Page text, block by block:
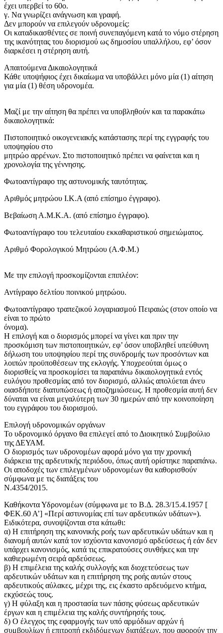
έχει υπερβεί το 60ο.
γ. Να γνωρίζει ανάγνωση και γραφή.
Δεν μπορούν να επιλεγούν υδρονομείς:
Οι καταδικασθέντες σε ποινή συνεπαγόμενη κατά το νόμο στέρηση
της ικανότητας του διορισμού ως δημοσίου υπαλλήλου, εφ’ όσον
διαρκέσει η στέρηση αυτή.
Απαιτούμενα Δικαιολογητικά
Κάθε υποψήφιος έχει δικαίωμα να υποβάλλει μόνο μία (1) αίτηση
για μία (1) θέση υδρονομέα.
Μαζί με την αίτηση θα πρέπει να υποβληθούν και τα παρακάτω
δικαιολογητικά:
Πιστοποιητικό οικογενειακής κατάστασης περί της εγγραφής του
υποψηφίου στο
μητρώο αρρένων. Στο πιστοποιητικό πρέπει να φαίνεται και η
χρονολογία της γέννησης.
Φωτοαντίγραφο της αστυνομικής ταυτότητας.
Αριθμός μητρώου Ι.Κ.Α (από επίσημο έγγραφο).
Βεβαίωση Α.Μ.Κ.Α. (από επίσημο έγγραφο).
Φωτοαντίγραφο του τελευταίου εκκαθαριστικού σημειώματος.
Αριθμό Φορολογικού Μητρώου (Α.Φ.Μ.)
Με την επιλογή προσκομίζονται επιπλέον:
Αντίγραφο δελτίου ποινικού μητρώου.
Φωτοαντίγραφο τραπεζικού λογαριασμού Πειραιώς (στον οποίο να
είναι το πρώτο
όνομα).
Η επιλογή και ο διορισμός μπορεί να γίνει και πριν την
προσκόμιση των πιστοποιητικών, εφ’ όσον υποβληθεί υπεύθυνη
δήλωση του υποψηφίου περί της συνδρομής των προσόντων και
λοιπών προϋποθέσεων της εκλογής. Υποχρεούται όμως ο
διορισθείς να προσκομίσει τα παραπάνω δικαιολογητικά εντός
ευλόγου προθεσμίας από τον διορισμό, αλλιώς απολύεται άνευ
οιασδήποτε διατυπώσεως ή αποζημιώσεως. Η προθεσμία αυτή δεν
δύναται να είναι μεγαλύτερη των 30 ημερών από την κοινοποίηση
του εγγράφου του διορισμού.
Επιλογή υδρονομικών οργάνων
Το υδρονομικό όργανο θα επιλεγεί από το Διοικητικό Συμβούλιο
της ΔΕΥΑΜ.
Ο διορισμός των υδρονομέων αφορά μόνο για την χρονική
διάρκεια της αρδευτικής περιόδου, όπως αυτή ορίστηκε παραπάνω.
Οι αποδοχές των επιλεγμένων υδρονομέων θα καθορισθούν
σύμφωνα με τις διατάξεις του
Ν.4354/2015.
Καθήκοντα Υδρονομέων (σύμφωνα με το Β.Δ. 28.3/15.4.1957 [
ΦΕΚ.60 Α’] «Περί αστυνομίας επί των αρδευτικών υδάτων»).
Ειδικότερα, συνοψίζονται στα κάτωθι:
α) Η επιτήρηση της κανονικής ροής των αρδευτικών υδάτων και η
διανομή αυτών κατά τον ισχύοντα κανονισμό αρδεύσεως ή εάν δεν
υπάρχει κανονισμός, κατά τις επικρατούσες συνθήκες και την
καθιερωμένη σειρά αρδεύσεως.
β) Η επιμέλεια της καλής συλλογής και διοχετεύσεως των
αρδευτικών υδάτων και η επιτήρηση της ροής αυτών στους
αρδευτικούς αύλακες, μέχρι της, εις έκαστο αρδευόμενο κτήμα,
εκχύσεώς τους.
γ) Η φύλαξη και η προστασία των πάσης φύσεως αρδευτικών
έργων και η επιμέλεια της καλής συντήρησής τους.
δ) Ο έλεγχος της εφαρμογής των υπό αρμόδιων αρχών ή
συμβουλίων ή επιτροπή εκδιδόμενων διατάξεων, που αφορούν την